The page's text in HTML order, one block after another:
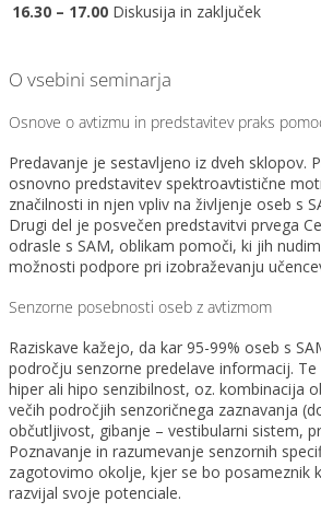
16.30 – 17.00 Diskusija in zaključek
O vsebini seminarja
Osnove o avtizmu in predstavitev praks
Predavanje je sestavljeno iz dveh sklopov.
osnovno predstavitev spektroavtistične
značilnosti in njen vpliv na življenje oseb s
Drugi del je posvečen predstavitvi prvega
odrasle s SAM, oblikam pomoči, ki jih
možnosti podpore pri izobraževanju
Senzorne posebnosti oseb z avtizmom
Raziskave kažejo, da kar 95-99% oseb s
področju senzorne predelave informacij.
hiper ali hipo senzibilnost, oz. kombinacija
večih področjih senzoričnega zaznavanja
občutljivost, gibanje – vestibularni sistem,
Poznavanje in razumevanje senzornih
zagotovimo okolje, kjer se bo posameznik
razvijal svoje potenciale.